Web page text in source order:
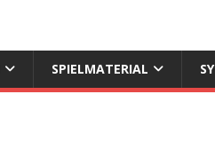
SPIELMATERIAL